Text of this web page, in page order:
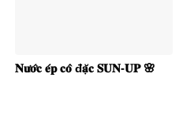
𝐍𝐮̛𝐨̛́𝐜 𝐞́𝐩 𝐜𝐨̂ đ𝐚̣̆𝐜 𝐒𝐔𝐍-𝐔𝐏 🌸